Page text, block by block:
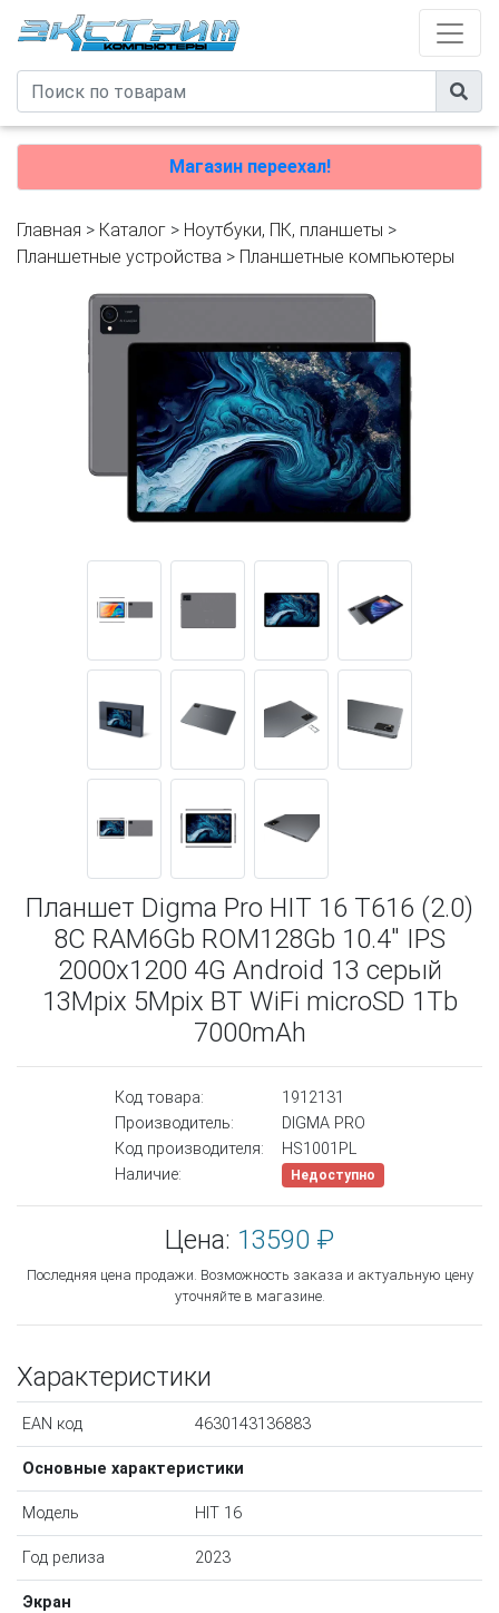
Магазин переехал!
Главная > Каталог > Ноутбуки, ПК, планшеты >
Планшетные устройства > Планшетные компьютеры
Планшет Digma Pro HIT 16 T616 (2.0)
8C RAM6Gb ROM128Gb 10.4" IPS
2000x1200 4G Android 13 серый
13Mpix 5Mpix BT WiFi microSD 1Tb
7000mAh
Код товара:
1912131
Производитель:
DIGMA PRO
Код производителя:
HS1001PL
Наличие:
Недоступно
Цена: 13590 ₽
Последняя цена продажи. Возможность заказа и актуальную цену
уточняйте в магазине.
Характеристики
EAN код 4630143136883
Основные характеристики
Модель HIT 16
Год релиза 2023
Экран